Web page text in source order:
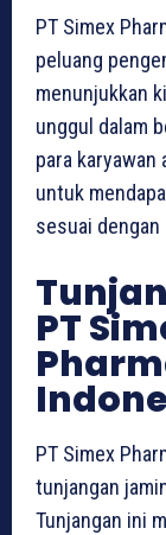
PT Simex
peluang
menunjukkan
unggul dalam
para
untuk
sesuai
PT
PT Simex
tunjangan
Tunjangan ini